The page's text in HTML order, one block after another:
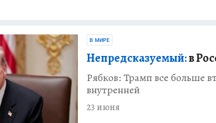
В МИРЕ
Непредсказуемый:в
Рябков: Трамп все больше
внутренней
23 июня